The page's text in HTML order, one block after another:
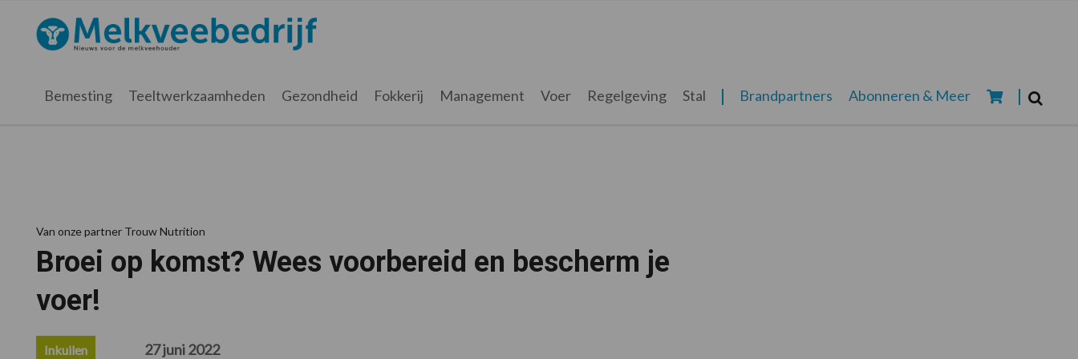
hoofdnavigatie
hoofd
eerste
voettekst
Melkveebedrijf.nl
Bemesting Teeltwerkzaamheden Gezondheid Fokkerij Management Voer Regelgeving Stal Brandpartners Abonneren & Meer
Van onze partner Trouw Nutrition
Broei op komst? Wees voorbereid en bescherm je
voer!
Inkuilen 27 juni 2022